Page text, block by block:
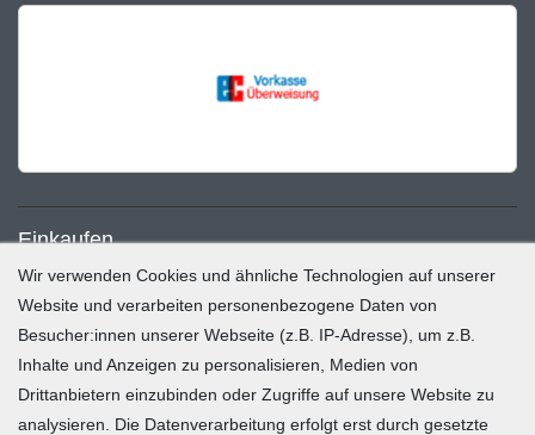
Einkaufen
Zahlung und Versand
Widerrufsrecht
Warenkorb
Zur Kasse
Wir verwenden Cookies und ähnliche Technologien auf unserer
Website und verarbeiten personenbezogene Daten von
Besucher:innen unserer Webseite (z.B. IP-Adresse), um z.B.
Inhalte und Anzeigen zu personalisieren, Medien von
Drittanbietern einzubinden oder Zugriffe auf unsere Website zu
analysieren. Die Datenverarbeitung erfolgt erst durch gesetzte